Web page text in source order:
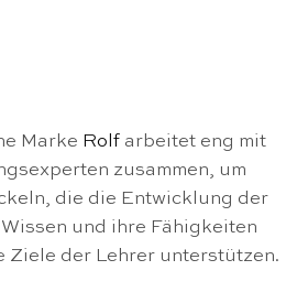
Marke Rolf arbeitet eng mit
zusammen, um
die die Entwicklung der
und ihre Fähigkeiten
Ziele der Lehrer unterstützen.